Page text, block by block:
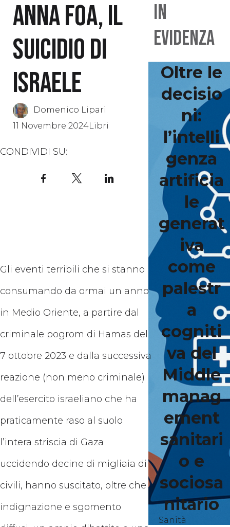
Anna Foa, Il
suicidio di
Israele
Domenico Lipari
11 Novembre 2024Libri
CONDIVIDI SU:
Facebook
Gli eventi terribili che si stanno
consumando da ormai un anno
in Medio Oriente, a partire dal
criminale pogrom di Hamas del
7 ottobre 2023 e dalla successiva
reazione (non meno criminale)
dell’esercito israeliano che ha
praticamente raso al suolo
l’intera striscia di Gaza
uccidendo decine di migliaia di
civili, hanno suscitato, oltre che
indignazione e sgomento
IN
EVIDENZA
Oltre le
decisio
ni:
l’intelli
genza
artificia
le
generat
iva
come
palestr
a
cogniti
va del
Middle
manag
ement
sanitari
o e
sociosa
nitario
Sanità